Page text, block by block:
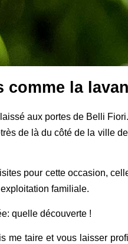
comme la
aux portes de Belli Fiori.
de là du côté de la ville
pour cette occasion,
exploitation familiale.
quelle découverte !
me taire et vous laisser